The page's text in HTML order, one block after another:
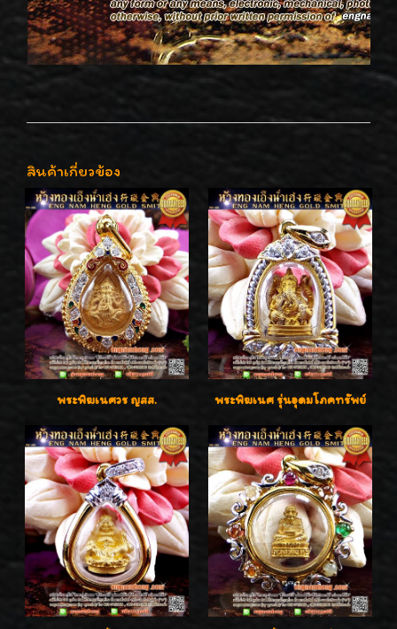
สินค้าเกี่ยวข้อง
พระพิฆเนศวร ญสส. พระพิฆเนศ รุ่นอุดมโภคทรัพย์